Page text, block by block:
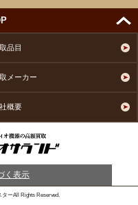
品目
メーカー
概要
く表示
ーAll Rights Reserved.